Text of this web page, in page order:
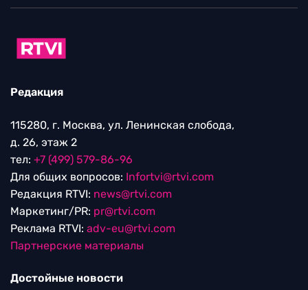
Редакция
115280, г. Москва, ул. Ленинская слобода,
д. 26, этаж 2
тел: +7 (499) 579-86-96
Для общих вопросов: Infortvi@rtvi.com
Редакция RTVI: news@rtvi.com
Маркетинг/PR: pr@rtvi.com
Реклама RTVI: adv-eu@rtvi.com
Партнерские материалы
Достойные новости